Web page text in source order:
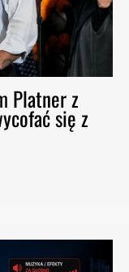
Platner z
się z